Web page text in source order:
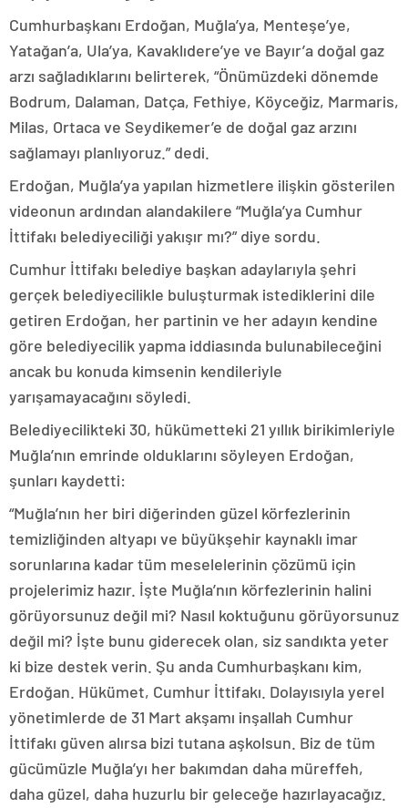
Cumhurbaşkanı Erdoğan, Muğla’ya, Menteşe’ye,
Yatağan’a, Ula’ya, Kavaklıdere’ye ve Bayır’a doğal gaz
arzı sağladıklarını belirterek, “Önümüzdeki dönemde
Bodrum, Dalaman, Datça, Fethiye, Köyceğiz, Marmaris,
Milas, Ortaca ve Seydikemer’e de doğal gaz arzını
sağlamayı planlıyoruz.” dedi.
Erdoğan, Muğla’ya yapılan hizmetlere ilişkin gösterilen
videonun ardından alandakilere “Muğla’ya Cumhur
İttifakı belediyeciliği yakışır mı?” diye sordu.
Cumhur İttifakı belediye başkan adaylarıyla şehri
gerçek belediyecilikle buluşturmak istediklerini dile
getiren Erdoğan, her partinin ve her adayın kendine
göre belediyecilik yapma iddiasında bulunabileceğini
ancak bu konuda kimsenin kendileriyle
yarışamayacağını söyledi.
Belediyecilikteki 30, hükümetteki 21 yıllık birikimleriyle
Muğla’nın emrinde olduklarını söyleyen Erdoğan,
şunları kaydetti:
“Muğla’nın her biri diğerinden güzel körfezlerinin
temizliğinden altyapı ve büyükşehir kaynaklı imar
sorunlarına kadar tüm meselelerinin çözümü için
projelerimiz hazır. İşte Muğla’nın körfezlerinin halini
görüyorsunuz değil mi? Nasıl koktuğunu görüyorsunuz
değil mi? İşte bunu giderecek olan, siz sandıkta yeter
ki bize destek verin. Şu anda Cumhurbaşkanı kim,
Erdoğan. Hükümet, Cumhur İttifakı. Dolayısıyla yerel
yönetimlerde de 31 Mart akşamı inşallah Cumhur
İttifakı güven alırsa bizi tutana aşkolsun. Biz de tüm
gücümüzle Muğla’yı her bakımdan daha müreffeh,
daha güzel, daha huzurlu bir geleceğe hazırlayacağız.